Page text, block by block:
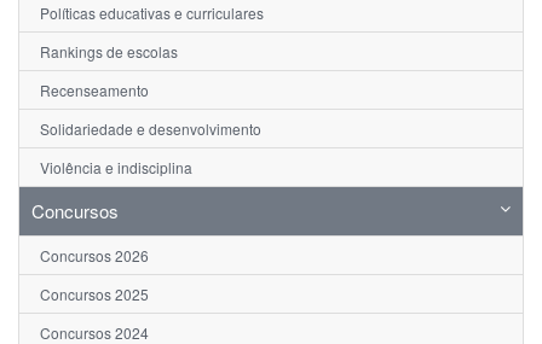
Políticas educativas e curriculares
Rankings de escolas
Recenseamento
Solidariedade e desenvolvimento
Violência e indisciplina
Concursos
Concursos 2026
Concursos 2025
Concursos 2024